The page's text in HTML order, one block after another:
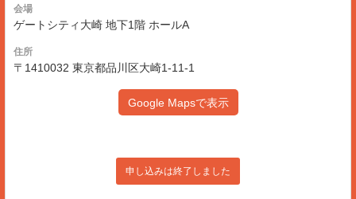
会場
ゲートシティ大崎 地下1階 ホールA
住所
〒1410032 東京都品川区大崎1-11-1
Google Mapsで表示
申し込みは終了しました